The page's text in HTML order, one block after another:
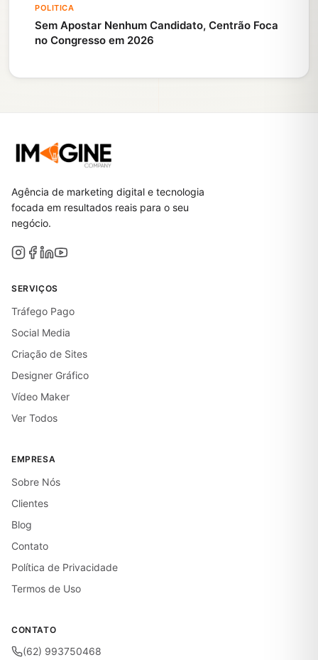
POLITICA
Sem Apostar Nenhum Candidato, Centrão Foca
no Congresso em 2026
Agência de marketing digital e tecnologia
focada em resultados reais para o seu
negócio.
SERVIÇOS
Tráfego Pago
Social Media
Criação de Sites
Designer Gráfico
Vídeo Maker
Ver Todos
EMPRESA
Sobre Nós
Clientes
Blog
Contato
Política de Privacidade
Termos de Uso
CONTATO
(62) 993750468